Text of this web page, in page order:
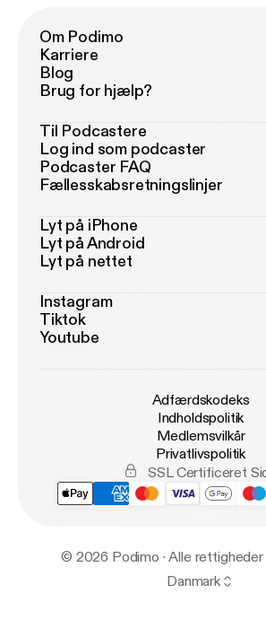
Om Podimo
Karriere
Blog
Brug for hjælp?
Til Podcastere
Log ind som podcaster
Podcaster FAQ
Fællesskabsretningslinjer
Lyt på iPhone
Lyt på Android
Lyt på nettet
Instagram
Tiktok
Youtube
Adfærdskodeks
Indholdspolitik
Medlemsvilkår
Privatlivspolitik
SSL Certificeret
© 2026 Podimo · Alle
Danmark